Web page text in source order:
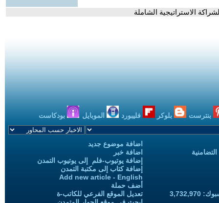
الاستراتيجية الشاملة
بنترست بلوكر فليبورد الموبايل بودكاست
اضافة موضوع جديد
اضافة خبر
إضافة يوتيوب-فلم إلى يوتيوب التمدن
إضافة كتاب إلى مكتبة التمدن
Add new article - English
أضف حملة
تعديل الموقع الفرعي للكاتب-ة